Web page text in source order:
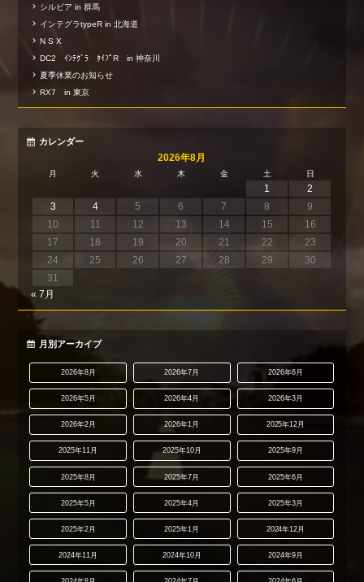
シルビア in 群馬
インテグラtypeR in 北海道
N S X
DC2 ｲﾝﾃｸﾞﾗ ﾀｲﾌﾟR in 神奈川
夏季休業のお知らせ
RX7 in 東京
カレンダー
2026年8月
月 火 水 木 金 土 日
1
2
3
4 5 6 7 8
9
10
11 12 13 14 15
16
17
18 19 20 21 22
23
24
25 26 27 28 29
30
31
« 7月
月別アーカイブ
2026年8月 2026年7月 2026年6月
2026年5月 2026年4月 2026年3月
2026年2月 2026年1月 2025年12月
2025年11月 2025年10月 2025年9月
2025年8月 2025年7月 2025年6月
2025年5月 2025年4月 2025年3月
2025年2月 2025年1月 2024年12月
2024年11月 2024年10月 2024年9月